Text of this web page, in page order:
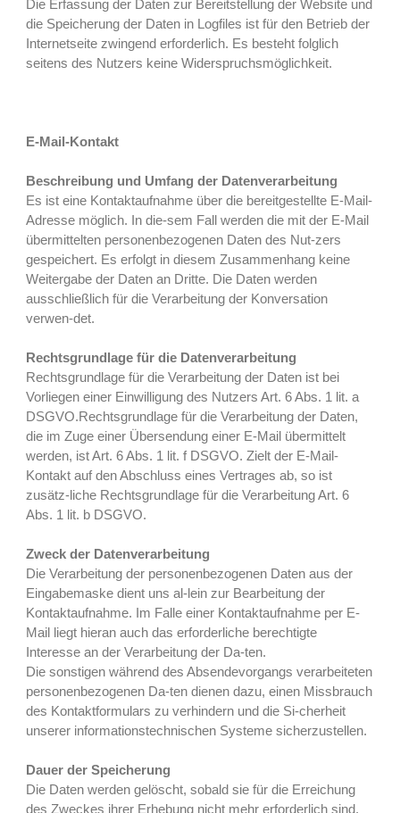
Die Erfassung der Daten zur Bereitstellung der Website und
die Speicherung der Daten in Logfiles ist für den Betrieb der
Internetseite zwingend erforderlich. Es besteht folglich
seitens des Nutzers keine Widerspruchsmöglichkeit.
E-Mail-Kontakt
Beschreibung und Umfang der Datenverarbeitung
Es ist eine Kontaktaufnahme über die bereitgestellte E-Mail-
Adresse möglich. In die-sem Fall werden die mit der E-Mail
übermittelten personenbezogenen Daten des Nut-zers
gespeichert. Es erfolgt in diesem Zusammenhang keine
Weitergabe der Daten an Dritte. Die Daten werden
ausschließlich für die Verarbeitung der Konversation
verwen-det.
Rechtsgrundlage für die Datenverarbeitung
Rechtsgrundlage für die Verarbeitung der Daten ist bei
Vorliegen einer Einwilligung des Nutzers Art. 6 Abs. 1 lit. a
DSGVO.Rechtsgrundlage für die Verarbeitung der Daten,
die im Zuge einer Übersendung einer E-Mail übermittelt
werden, ist Art. 6 Abs. 1 lit. f DSGVO. Zielt der E-Mail-
Kontakt auf den Abschluss eines Vertrages ab, so ist
zusätz-liche Rechtsgrundlage für die Verarbeitung Art. 6
Abs. 1 lit. b DSGVO.
Zweck der Datenverarbeitung
Die Verarbeitung der personenbezogenen Daten aus der
Eingabemaske dient uns al-lein zur Bearbeitung der
Kontaktaufnahme. Im Falle einer Kontaktaufnahme per E-
Mail liegt hieran auch das erforderliche berechtigte
Interesse an der Verarbeitung der Da-ten.
Die sonstigen während des Absendevorgangs verarbeiteten
personenbezogenen Da-ten dienen dazu, einen Missbrauch
des Kontaktformulars zu verhindern und die Si-cherheit
unserer informationstechnischen Systeme sicherzustellen.
Dauer der Speicherung
Die Daten werden gelöscht, sobald sie für die Erreichung
des Zweckes ihrer Erhebung nicht mehr erforderlich sind.